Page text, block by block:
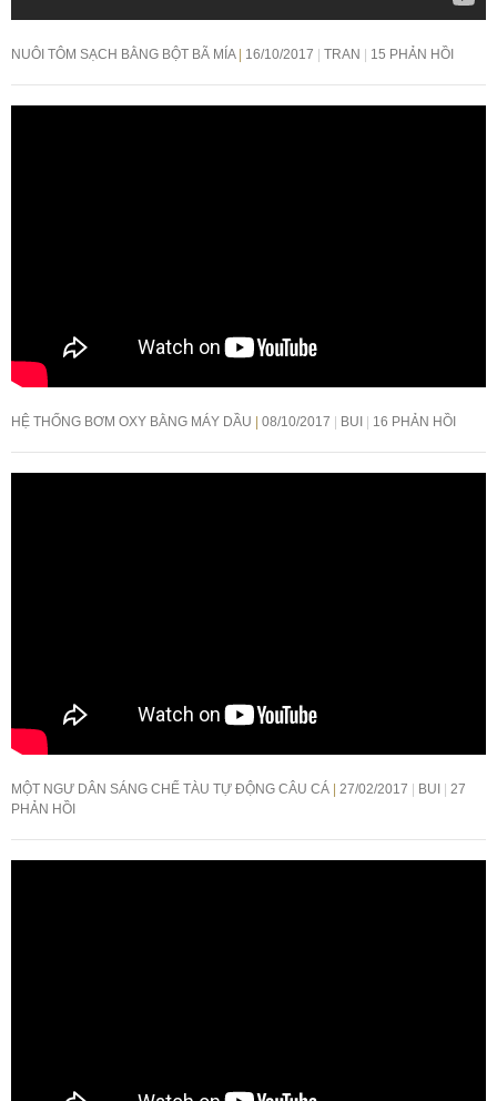
NUÔI TÔM SẠCH BẰNG BỘT BÃ MÍA 16/10/2017 TRAN 15 PHẢN HỒI
HỆ THỐNG BƠM OXY BẰNG MÁY DẦU 08/10/2017 BUI 16 PHẢN HỒI
MỘT NGƯ DÂN SÁNG CHẾ TÀU TỰ ĐỘNG CÂU CÁ 27/02/2017 BUI
27
PHẢN HỒI